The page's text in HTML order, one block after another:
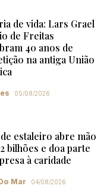
de vida: Lars Grael
de Freitas
40 anos de
na antiga União
05/08/2026
estaleiro abre mão
bilhões e doa parte
à caridade
Mar 04/08/2026